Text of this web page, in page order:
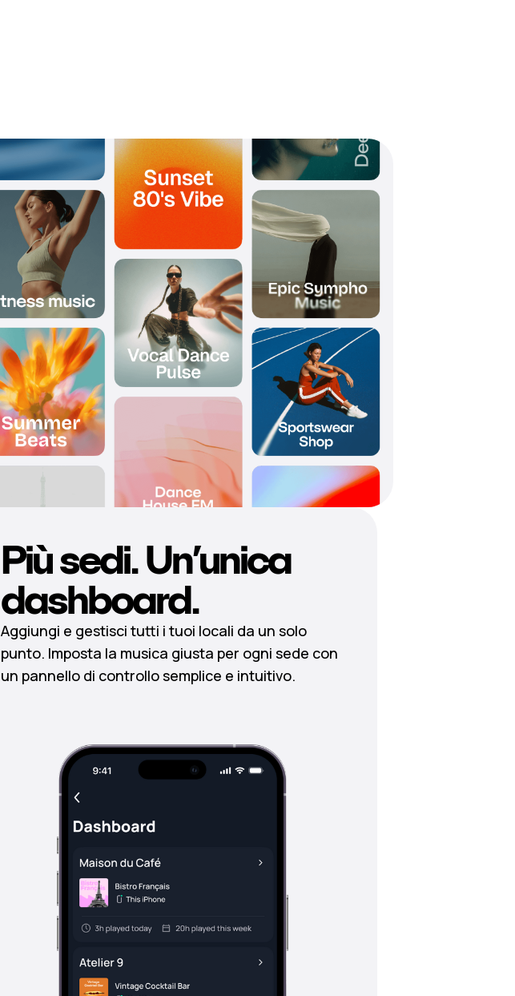
Più sedi. Un’unica
dashboard.
Aggiungi e gestisci tutti i tuoi locali da un solo
punto. Imposta la musica giusta per ogni sede con
un pannello di controllo semplice e intuitivo.